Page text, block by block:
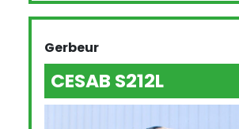
Gerbeur
CESAB S212L